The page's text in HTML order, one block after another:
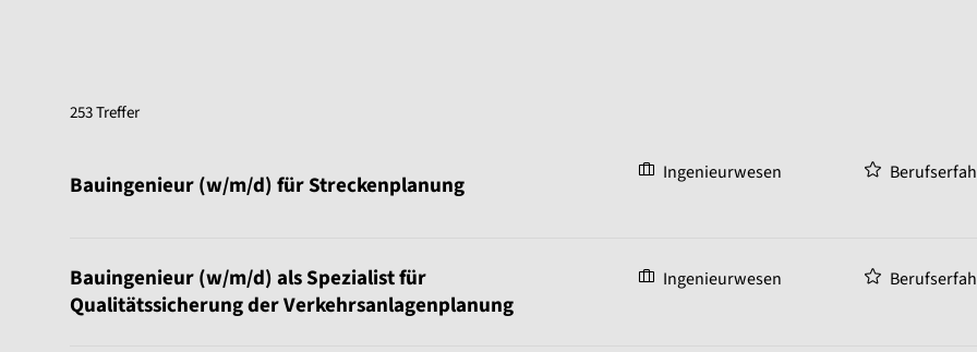
253 Treffer
Bauingenieur (w/m/d) für Streckenplanung Ingenieurwesen
Bauingenieur (w/m/d) als Spezialist für
Qualitätssicherung der Verkehrsanlagenplanung
Ingenieurwesen